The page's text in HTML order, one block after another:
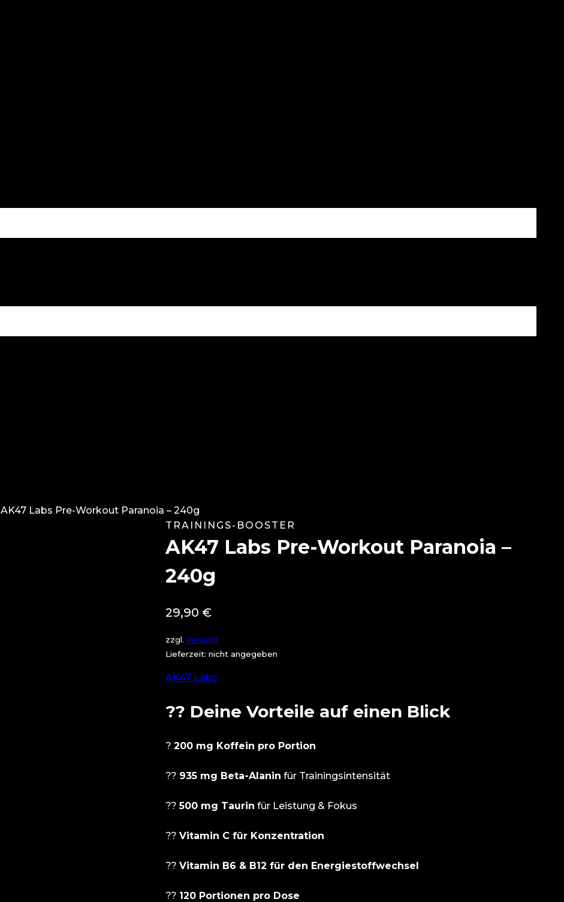
AK47 Labs Pre-Workout Paranoia – 240g
TRAININGS-BOOSTER
AK47 Labs Pre-Workout Paranoia –
240g
29,90 €
zzgl. Versand
Lieferzeit: nicht angegeben
AK47 Labs
?? Deine Vorteile auf einen Blick
? 200 mg Koffein pro Portion
?? 935 mg Beta-Alanin für Trainingsintensität
??500 mg Taurin für Leistung & Fokus
?? Vitamin C für Konzentration
?? Vitamin B6 & B12 für den Energiestoffwechsel
?? 120 Portionen pro Dose